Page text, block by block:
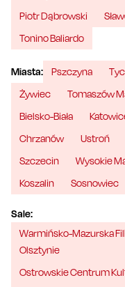
Piotr Dąbrowski
Tonino Baliardo
Miasta: Pszczyna
Żywiec
Tomaszów
Bielsko-Biała
Chrzanów
Ustroń
Szczecin
Wysokie
Koszalin
Sosnowiec
Sale:
Warmińsko-Mazurska
Olsztynie
Ostrowskie Centrum